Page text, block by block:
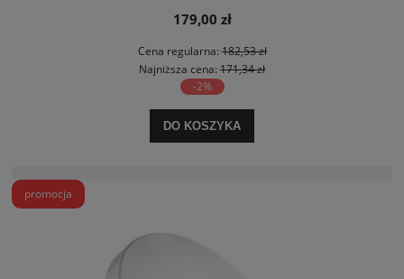
179,00 zł
Cena regularna:182,53 zł
Najniższa cena: 171,34 zł
-2%
DO KOSZYKA
promocja